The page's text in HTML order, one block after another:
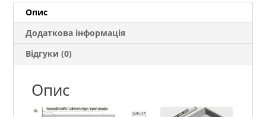
доводчиком
кількість
Опис
Додаткова інформація
Відгуки (0)
Опис